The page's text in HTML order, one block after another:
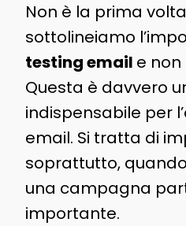
Non è la prima
sottolineiamo
testing email e non
Questa è davvero
indispensabile per
email. Si tratta di
soprattutto,
una campagna
importante.